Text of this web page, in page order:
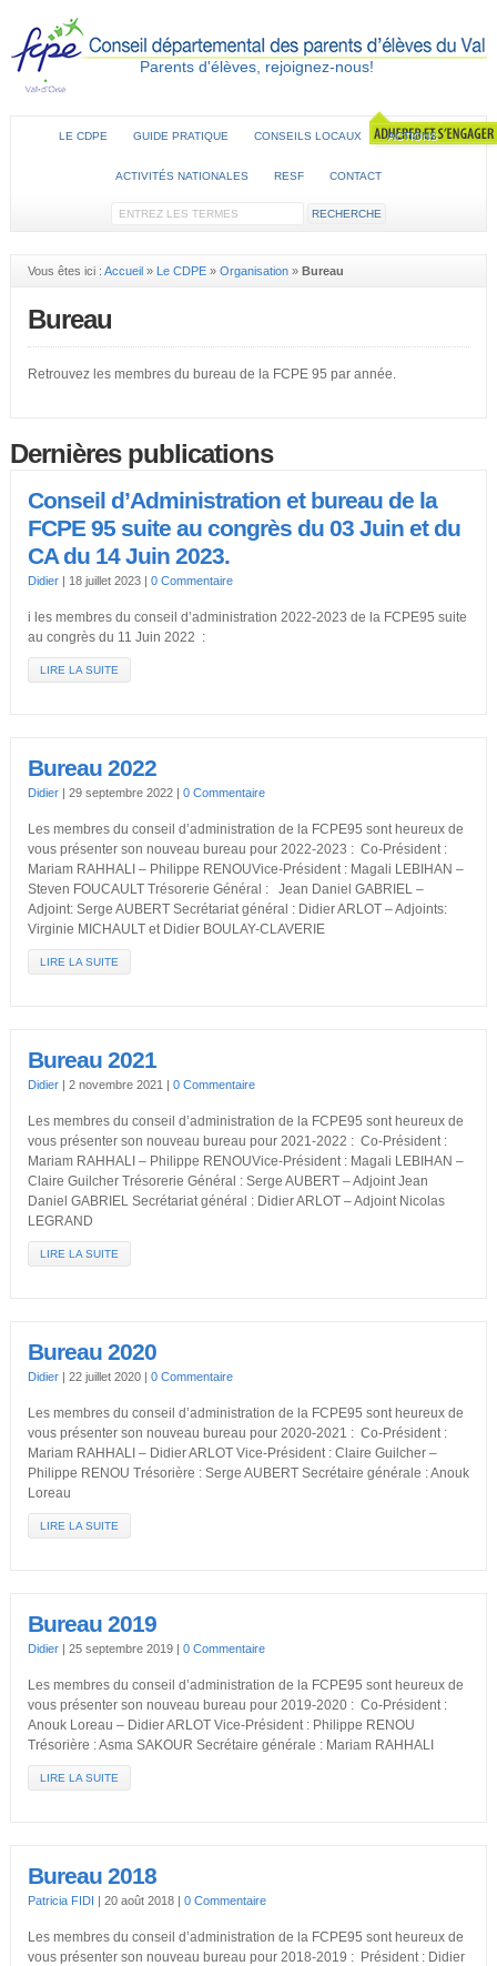
Parents d'élèves, rejoignez-nous!
LE CDPE GUIDE PRATIQUE CONSEILS LOCAUX ACTIONS
ACTIVITÉS NATIONALES RESF CONTACT
Vous êtes ici : Accueil» Le CDPE» Organisation» Bureau
Bureau
Retrouvez les membres du bureau de la FCPE 95 par année.
Dernières publications
Conseil d’Administration et bureau de la
FCPE 95 suite au congrès du 03 Juin et du
CA du 14 Juin 2023.
Didier| 18 juillet 2023 | 0 Commentaire
i les membres du conseil d’administration 2022-2023 de la FCPE95 suite
au congrès du 11 Juin 2022 :
LIRE LA SUITE
Bureau 2022
Didier| 29 septembre 2022 | 0 Commentaire
Les membres du conseil d’administration de la FCPE95 sont heureux de
vous présenter son nouveau bureau pour 2022-2023 : Co-Président :
Mariam RAHHALI – Philippe RENOUVice-Président : Magali LEBIHAN –
Steven FOUCAULT Trésorerie Général : Jean Daniel GABRIEL –
Adjoint: Serge AUBERT Secrétariat général : Didier ARLOT – Adjoints:
Virginie MICHAULT et Didier BOULAY-CLAVERIE
LIRE LA SUITE
Bureau 2021
Didier| 2 novembre 2021 | 0 Commentaire
Les membres du conseil d’administration de la FCPE95 sont heureux de
vous présenter son nouveau bureau pour 2021-2022 : Co-Président :
Mariam RAHHALI – Philippe RENOUVice-Président : Magali LEBIHAN –
Claire Guilcher Trésorerie Général : Serge AUBERT – Adjoint Jean
Daniel GABRIEL Secrétariat général : Didier ARLOT – Adjoint Nicolas
LEGRAND
LIRE LA SUITE
Bureau 2020
Didier| 22 juillet 2020 | 0 Commentaire
Les membres du conseil d’administration de la FCPE95 sont heureux de
vous présenter son nouveau bureau pour 2020-2021 : Co-Président :
Mariam RAHHALI – Didier ARLOT Vice-Président : Claire Guilcher –
Philippe RENOU Trésorière : Serge AUBERT Secrétaire générale : Anouk
Loreau
LIRE LA SUITE
Bureau 2019
Didier| 25 septembre 2019 | 0 Commentaire
Les membres du conseil d’administration de la FCPE95 sont heureux de
vous présenter son nouveau bureau pour 2019-2020 : Co-Président :
Anouk Loreau – Didier ARLOT Vice-Président : Philippe RENOU
Trésorière : Asma SAKOUR Secrétaire générale : Mariam RAHHALI
LIRE LA SUITE
Bureau 2018
Patricia FIDI | 20 août 2018 | 0 Commentaire
Les membres du conseil d’administration de la FCPE95 sont heureux de
vous présenter son nouveau bureau pour 2018-2019 : Président : Didier